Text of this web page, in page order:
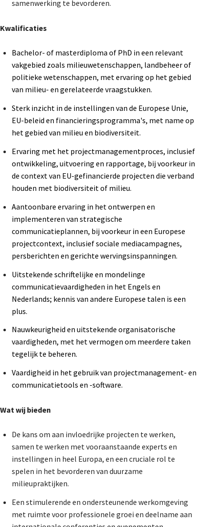
samenwerking te bevorderen.
Kwalificaties
Bachelor- of masterdiploma of PhD in een relevant
vakgebied zoals milieuwetenschappen, landbeheer of
politieke wetenschappen, met ervaring op het gebied
van milieu- en gerelateerde vraagstukken.
Sterk inzicht in de instellingen van de Europese Unie,
EU-beleid en financieringsprogramma's, met name op
het gebied van milieu en biodiversiteit.
Ervaring met het projectmanagementproces, inclusief
ontwikkeling, uitvoering en rapportage, bij voorkeur in
de context van EU-gefinancierde projecten die verband
houden met biodiversiteit of milieu.
Aantoonbare ervaring in het ontwerpen en
implementeren van strategische
communicatieplannen, bij voorkeur in een Europese
projectcontext, inclusief sociale mediacampagnes,
persberichten en gerichte wervingsinspanningen.
Uitstekende schriftelijke en mondelinge
communicatievaardigheden in het Engels en
Nederlands; kennis van andere Europese talen is een
plus.
Nauwkeurigheid en uitstekende organisatorische
vaardigheden, met het vermogen om meerdere taken
tegelijk te beheren.
Vaardigheid in het gebruik van projectmanagement- en
communicatietools en -software.
Wat wij bieden
De kans om aan invloedrijke projecten te werken,
samen te werken met vooraanstaande experts en
instellingen in heel Europa, en een cruciale rol te
spelen in het bevorderen van duurzame
milieupraktijken.
Een stimulerende en ondersteunende werkomgeving
met ruimte voor professionele groei en deelname aan